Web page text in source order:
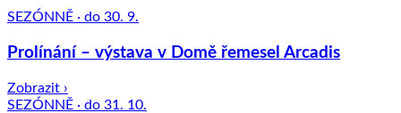
SEZÓNNĚ · do 30. 9.
Prolínání – výstava v Domě řemesel Arcadis
Zobrazit ›
SEZÓNNĚ · do 31. 10.